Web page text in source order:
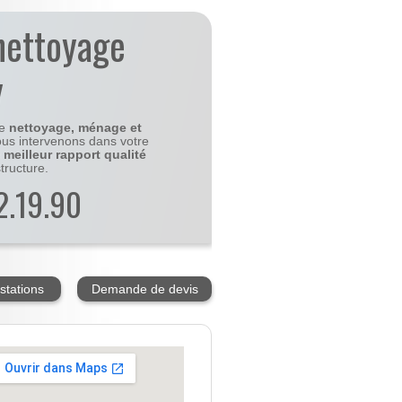
nettoyage, ménage et
intervenons dans votre
meilleur rapport qualité
Demande de devis